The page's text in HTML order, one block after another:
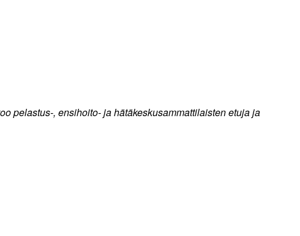
pelastus-, ensihoito- ja hätäkeskusammattilaisten etuja ja